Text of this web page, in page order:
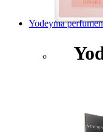
Yodeyma